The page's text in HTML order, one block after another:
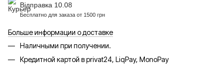
Відправка 10.08
Бесплатно для заказа от 1500 грн
Больше информации о доставке
Наличными при получении.
Кредитной картой в privat24, LiqPay, MonoPay